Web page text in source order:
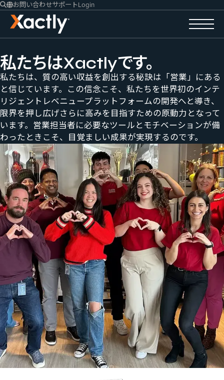
お問い合わせサポートLogin
私たちは​Xactlyです。
私たちは、質の高い収益を創出する秘訣は「営業」にある
と信じています。この信念こそ、私たちを世界初のインテ
リジェントレベニュープラットフォームの開発へと導き、
限界を押し広げさらに高みを目指すための原動力となって
います。営業担当者に必要なツールとモチベーションが備
わったときこそ、目覚ましい成果が実現するのです。